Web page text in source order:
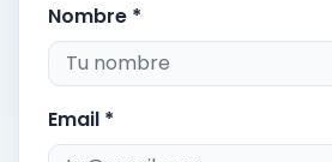
Nombre *
Email *